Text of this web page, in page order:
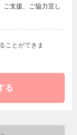
ご支援、ご協力宜し
ことができま
る